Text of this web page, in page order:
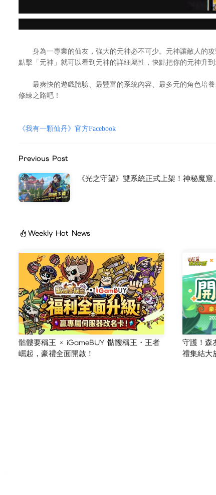
身為一專業的仙友，強大的元神必不可少。元神讓敵人的攻
點擊「元神」就可以看到元神的詳細屬性，快點把你的元神升到
最爽快的遊戲體驗、最豐富的系統內容、最多元的角色培養
修練之路吧！
《我有一顆仙丹》官方Facebook
Previous Post
《光之守望》雙系統正式上架！神秘魔
Weekly Hot News
骷髏要稱王 × iGameBUY 骷髏稱王・王者
崛起，豪禮全面開啟！
守護！森
禮集結大